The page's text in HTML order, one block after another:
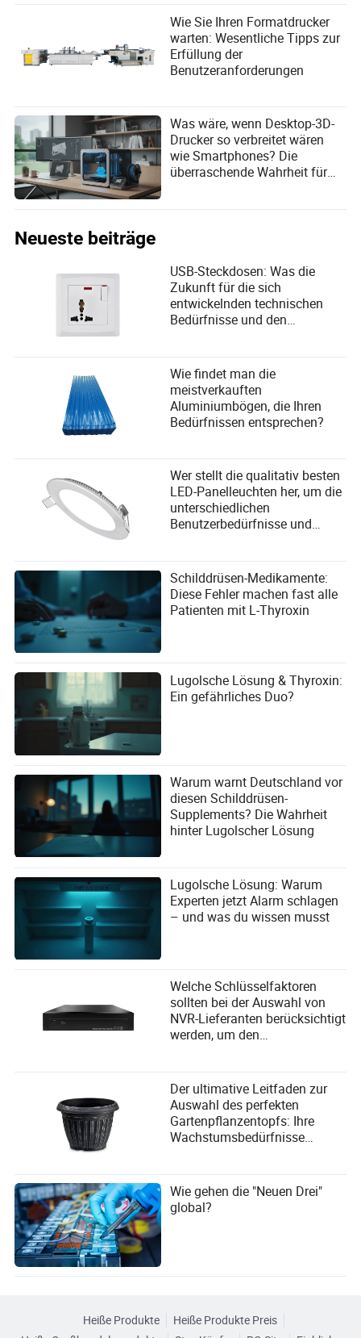
Wie Sie Ihren Formatdrucker
warten: Wesentliche Tipps zur
Erfüllung der
Benutzeranforderungen
Was wäre, wenn Desktop-3D-
Drucker so verbreitet wären
wie Smartphones? Die
überraschende Wahrheit für
Neueste beiträge
USB-Steckdosen: Was die
Zukunft für die sich
entwickelnden technischen
Bedürfnisse und den
Wie findet man die
meistverkauften
Aluminiumbögen, die Ihren
Bedürfnissen entsprechen?
Wer stellt die qualitativ besten
LED-Panelleuchten her, um die
unterschiedlichen
Benutzerbedürfnisse und
Lieferanten zu erfüllen?
Schilddrüsen-Medikamente:
Diese Fehler machen fast alle
Patienten mit L-Thyroxin
Lugolsche Lösung & Thyroxin:
Ein gefährliches Duo?
Warum warnt Deutschland vor
diesen Schilddrüsen-
Supplements? Die Wahrheit
hinter Lugolscher Lösung
Lugolsche Lösung: Warum
Experten jetzt Alarm schlagen
– und was du wissen musst
Welche Schlüsselfaktoren
sollten bei der Auswahl von
NVR-Lieferanten berücksichtigt
werden, um den
gerecht zu werden?
Der ultimative Leitfaden zur
Auswahl des perfekten
Gartenpflanzentopfs: Ihre
Wachstumsbedürfnisse
Wie gehen die "Neuen Drei"
global?
Heiße Produkte
Heiße Produkte Preis